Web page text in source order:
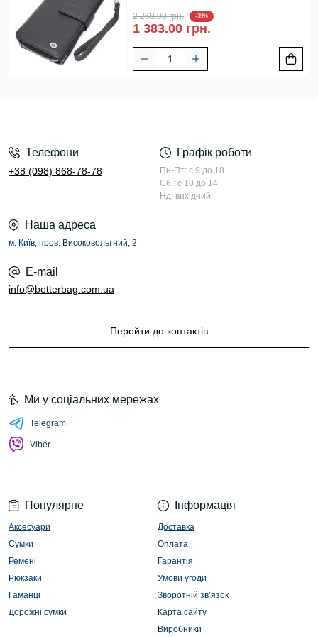
2 268.00 грн. -39%
1 383.00 грн.
Телефони
+38 (098) 868-78-78
Графік роботи
Пн-Пт: с 9 до 18
Сб.: с 10 до 14
Нд: вихідний
Наша адреса
м. Київ, пров. Високовольтний, 2
E-mail
info@betterbag.com.ua
Перейти до контактів
Популярне
Аксесуари
Сумки
Ремені
Рюкзаки
Гаманці
Дорожні сумки
Інформація
Доставка
Оплата
Гарантія
Умови угоди
Зворотній зв’язок
Карта сайту
Виробники
Ми у соціальних мережах
Telegram
Viber